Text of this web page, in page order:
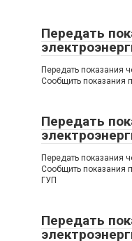
Передать
Передать показания
Сообщить показания
Передать
Передать показания
Сообщить показания
ГУП
Передать